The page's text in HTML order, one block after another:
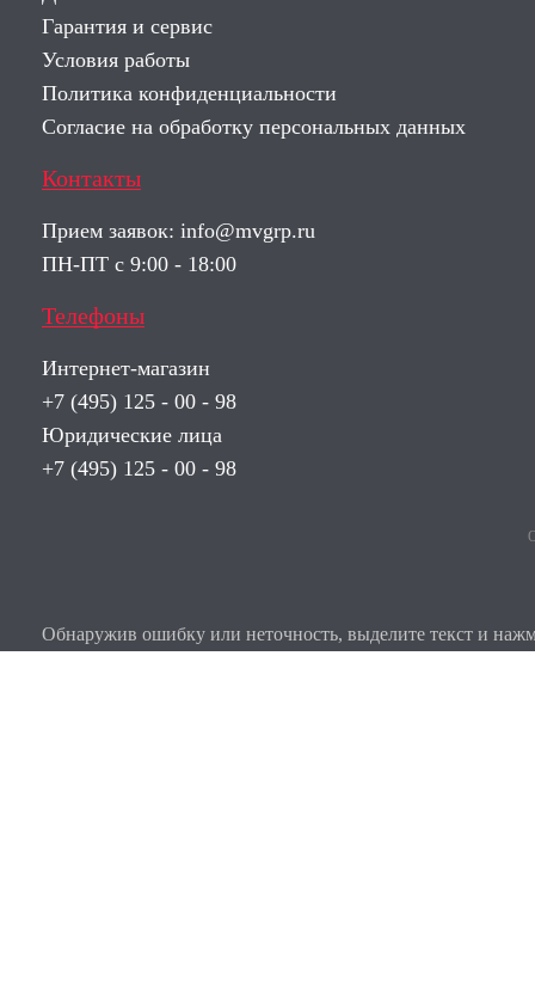
Гарантия и сервис
Условия работы
Политика конфиденциальности
Согласие на обработку персональных данных
Контакты
Прием заявок: info@mvgrp.ru
ПН-ПТ с 9:00 - 18:00
Телефоны
Интернет-магазин
+7 (495) 125 - 00 - 98
Юридические лица
+7 (495) 125 - 00 - 98
Обнаружив ошибку или неточность, выделите текст и